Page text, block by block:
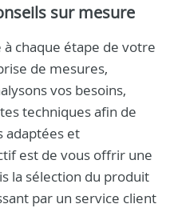
sur mesure
chaque étape de votre
de mesures,
vos besoins,
techniques afin de
adaptées et
est de vous offrir une
la sélection du produit
par un service client